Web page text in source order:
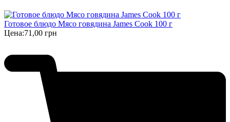
Готовое блюдо Мясо говядина James Cook 100 г
Цена:71,00 грн